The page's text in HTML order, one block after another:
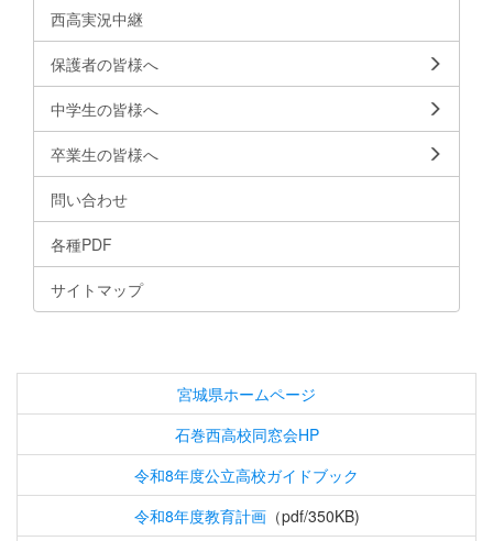
西高実況中継
保護者の皆様へ
中学生の皆様へ
卒業生の皆様へ
問い合わせ
各種PDF
サイトマップ
宮城県ホームページ
石巻西高校同窓会HP
令和8年度公立高校ガイドブック
令和8年度教育計画（pdf/350KB)